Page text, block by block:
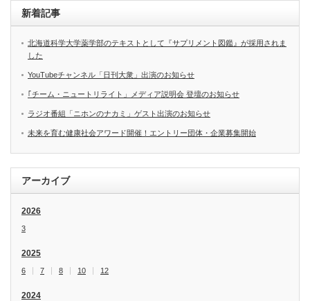
新着記事
北海道科学大学薬学部のテキストとして『サプリメント図鑑』が採用されま
した
YouTubeチャンネル「日刊大衆」出演のお知らせ
｢チーム・ニュートリライト」メディア説明会 登壇のお知らせ
ラジオ番組「ニホンのナカミ」ゲスト出演のお知らせ
未来を育む健康社会アワード開催！エントリー団体・企業募集開始
アーカイブ
2026
3
2025
6 7 8 10 12
2024